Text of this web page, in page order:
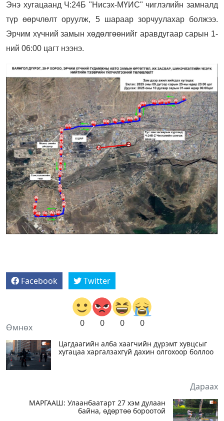
Энэ хугацаанд Ч:24Б "Нисэх-МҮИС" чиглэлийн замналд
түр өөрчлөлт оруулж, 5 шараар зорчуулахар болжээ.
Эрчим хүчний замын хөдөлгөөнийг аравдугаар сарын 1-
ний 06:00 цагт нээнэ.
Facebook Twitter
0 0 0 0
Өмнөх
Цагдаагийн алба хаагчийн дүрэмт хувцсыг
хугацаа харгалзахгүй дахин олгохоор боллоо
Дараах
МАРГААШ: Улаанбаатарт 27 хэм дулаан
байна, өдөртөө бороотой